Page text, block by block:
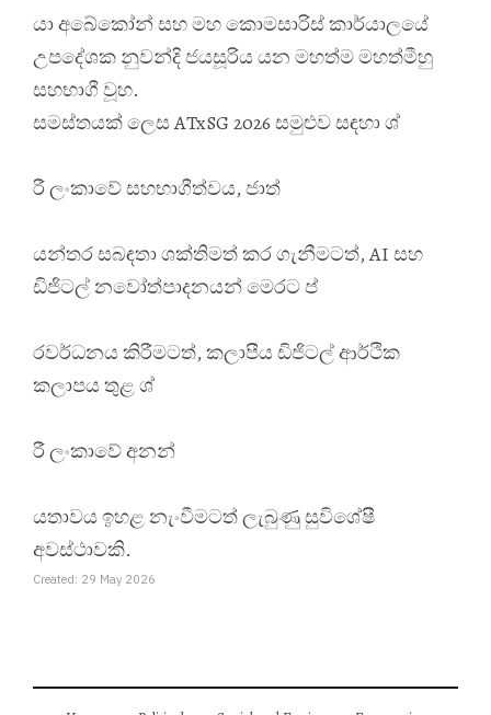
යා අබේකෝන් සහ මහ කොමසාරිස් කාර්යාලයේ
උපදේශක නුවන්දි ජයසූරිය යන මහත්ම මහත්මීහු
සහභාගී වූහ.
සමස්තයක් ලෙස ATxSG 2026 සමුළුව සඳහා ශ්
රී ලංකාවේ සහභාගීත්වය, ජාත්
යන්තර සබඳතා ශක්තිමත් කර ගැනීමටත්, AI සහ
ඩිජිටල් නවෝත්පාදනයන් මෙරට ප්
රවර්ධනය කිරීමටත්, කලාපීය ඩිජිටල් ආර්ථික
කලාපය තුළ ශ්
රී ලංකාවේ අනන්
යතාවය ඉහළ නැංවීමටත් ලැබුණු සුවිශේෂී
අවස්ථාවකි.
Created: 29 May 2026